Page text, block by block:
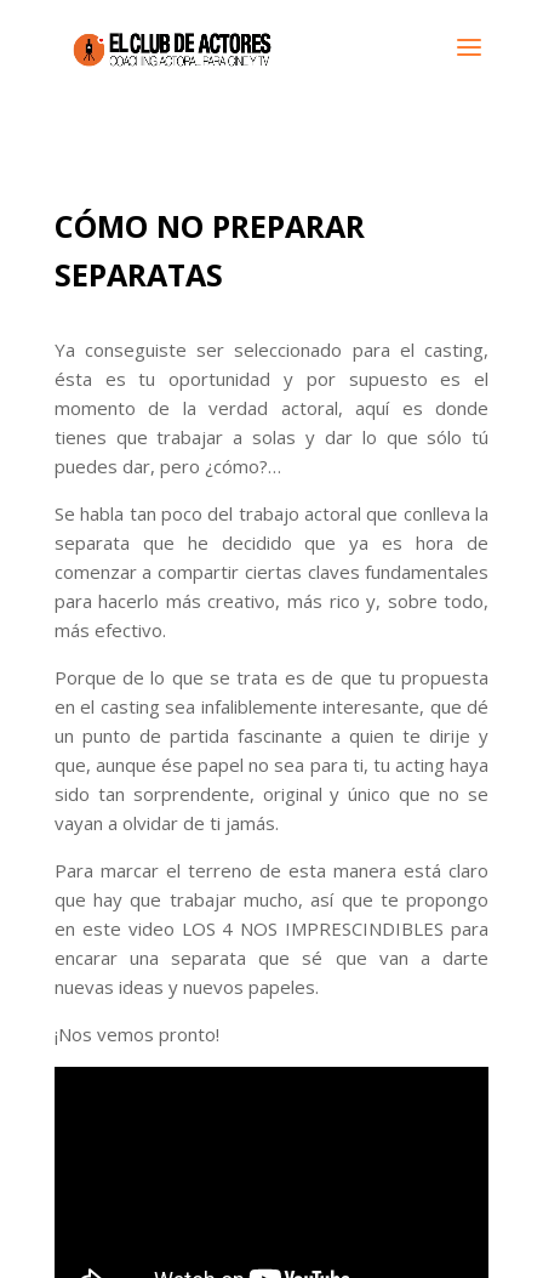
CÓMO NO PREPARAR
SEPARATAS
Ya conseguiste ser seleccionado para el casting,
ésta es tu oportunidad y por supuesto es el
momento de la verdad actoral, aquí es donde
tienes que trabajar a solas y dar lo que sólo tú
puedes dar, pero ¿cómo?…
Se habla tan poco del trabajo actoral que conlleva la
separata que he decidido que ya es hora de
comenzar a compartir ciertas claves fundamentales
para hacerlo más creativo, más rico y, sobre todo,
más efectivo.
Porque de lo que se trata es de que tu propuesta
en el casting sea infaliblemente interesante, que dé
un punto de partida fascinante a quien te dirije y
que, aunque ése papel no sea para ti, tu acting haya
sido tan sorprendente, original y único que no se
vayan a olvidar de ti jamás.
Para marcar el terreno de esta manera está claro
que hay que trabajar mucho, así que te propongo
en este video LOS 4 NOS IMPRESCINDIBLES para
encarar una separata que sé que van a darte
nuevas ideas y nuevos papeles.
¡Nos vemos pronto!